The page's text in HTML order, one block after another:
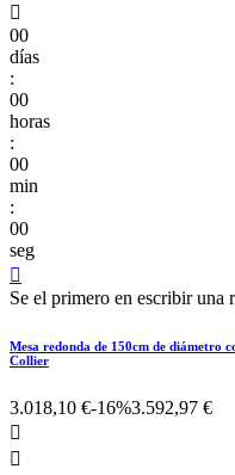

00
días
:
00
horas
:
00
min
:
00
seg

Se el primero en escribir una
Mesa redonda de 150cm de diámetro
Collier
3.018,10 €-16%3.592,97 €

